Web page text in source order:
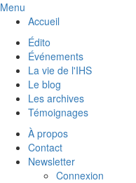
Menu
Accueil
Édito
Événements
La vie de l'IHS
Le blog
Les archives
Témoignages
À propos
Contact
Newsletter
Connexion